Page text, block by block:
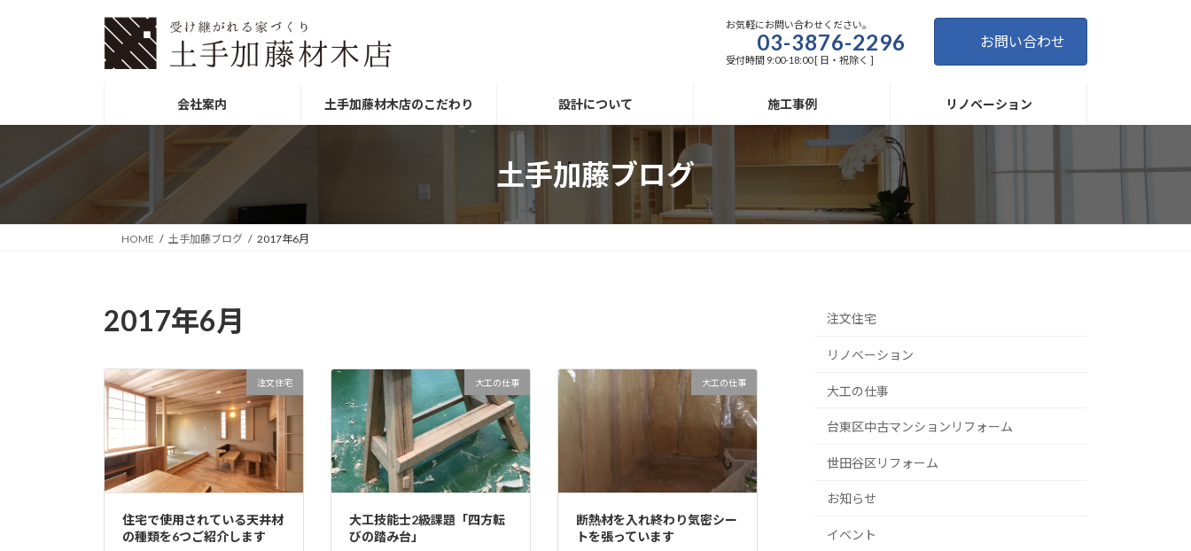
ッ
移
お気軽にお問い合わせください。
03-3876-2296
受付時間 9:00-18:00 [ 日・祝除く ]
お問い合わせ
会社案内 土手加藤材木店のこだわり 設計について 施工事例 リノベーション
土手加藤ブログ
HOME 土手加藤ブログ 2017年6月
2017年6月
注文住宅
住宅で使用されている天井材
の種類を6つご紹介します
大工の仕事
大工技能士2級課題「四方転
びの踏み台」
大工の仕事
断熱材を入れ終わり気密シー
トを張っています
注文住宅
リノベーション
大工の仕事
台東区中古マンションリフォーム
世田谷区リフォーム
お知らせ
イベント